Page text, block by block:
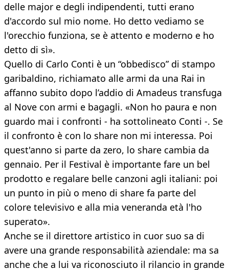
delle major e degli indipendenti, tutti erano
d'accordo sul mio nome. Ho detto vediamo se
l'orecchio funziona, se è attento e moderno e ho
detto di sì».
Quello di Carlo Conti è un “obbedisco” di stampo
garibaldino, richiamato alle armi da una Rai in
affanno subito dopo l’addio di Amadeus transfuga
al Nove con armi e bagagli. «Non ho paura e non
guardo mai i confronti - ha sottolineato Conti -. Se
il confronto è con lo share non mi interessa. Poi
quest'anno si parte da zero, lo share cambia da
gennaio. Per il Festival è importante fare un bel
prodotto e regalare belle canzoni agli italiani: poi
un punto in più o meno di share fa parte del
colore televisivo e alla mia veneranda età l'ho
superato».
Anche se il direttore artistico in cuor suo sa di
avere una grande responsabilità aziendale: ma sa
anche che a lui va riconosciuto il rilancio in grande